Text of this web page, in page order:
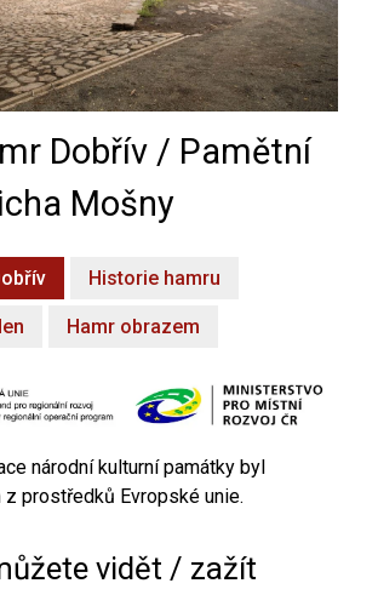
Dobřív / Pamětní
Mošny
Historie hamru
Hamr obrazem
národní kulturní památky byl
prostředků Evropské unie.
vidět / zažít